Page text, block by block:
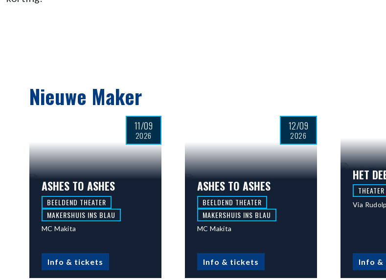
Nieuwe Maker
11/09
2026
ASHES TO ASHES
BEELDEND THEATER
MAKERSHUIS INS BLAU
MC Makita
Info & tickets
12/09
2026
ASHES TO ASHES
BEELDEND THEATER
MAKERSHUIS INS BLAU
MC Makita
Info & tickets
HET
THEATER
Via
Info &